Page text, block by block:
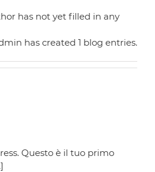
has not yet filled in any
has created 1 blog entries.
Questo è il tuo primo